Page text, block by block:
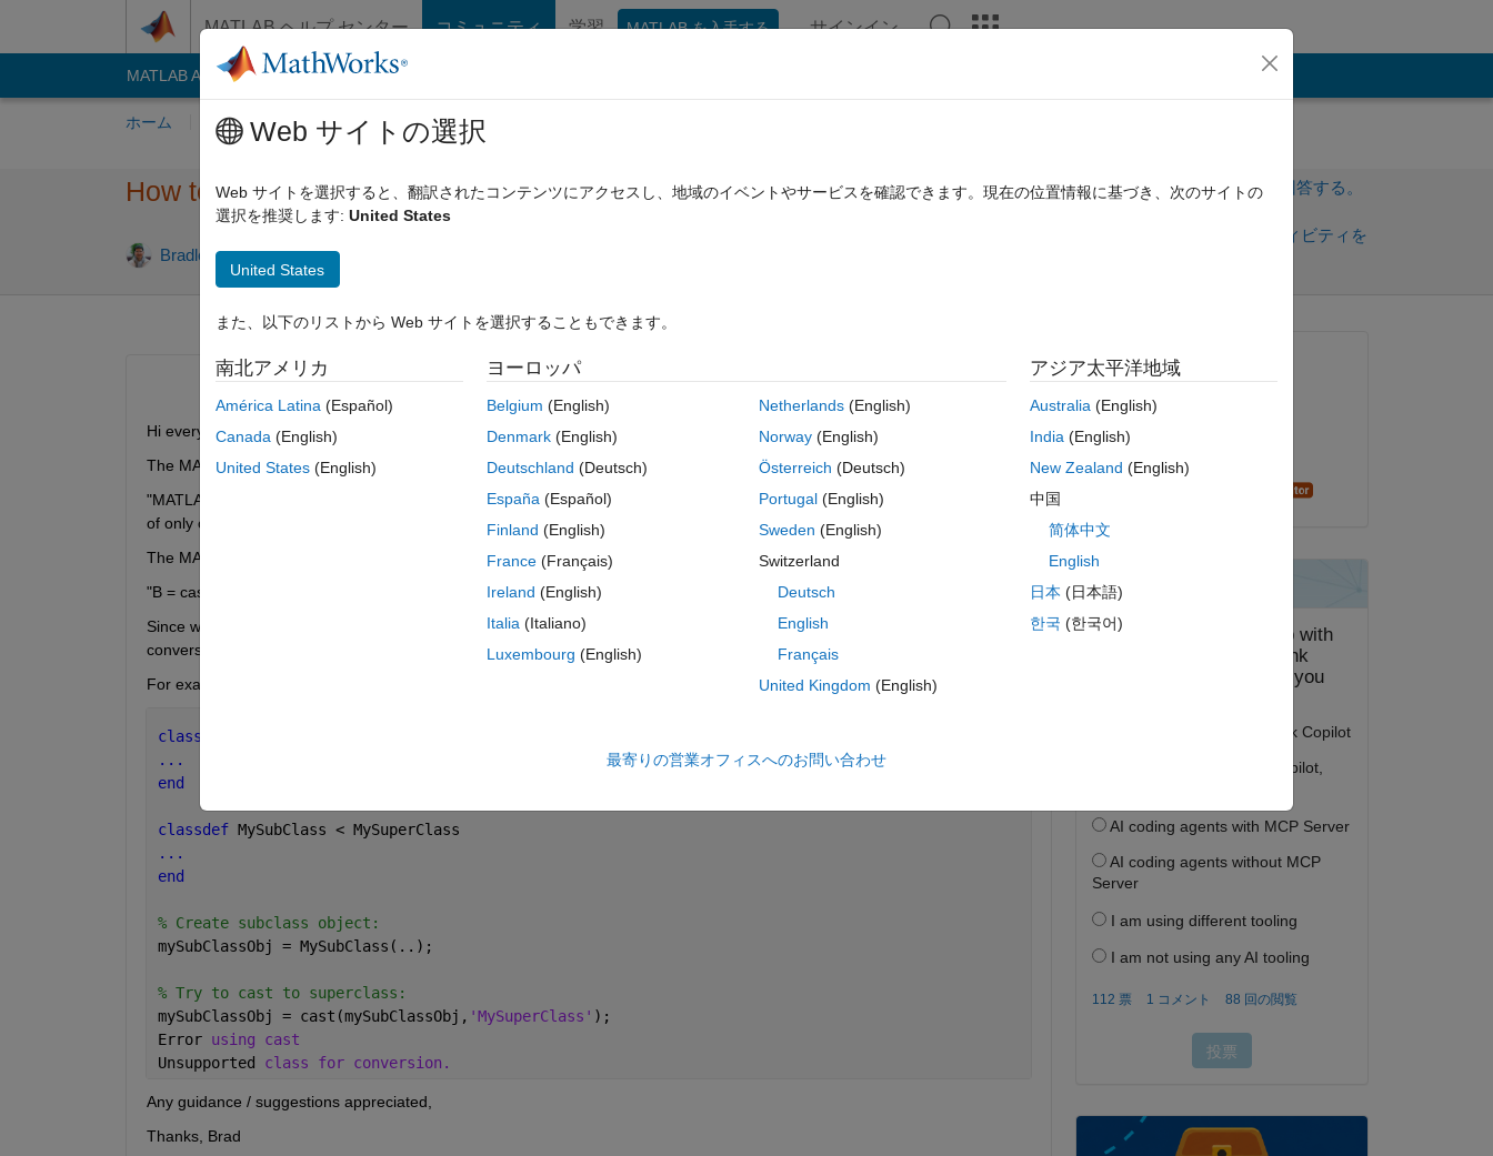
MATLAB ヘルプ センター コミュニティ 学習 MATLAB を入手する サインイン
MATLAB Answers File Exchange
ホーム 質問する 回答 閲覧 MATLAB に関する FAQ
How to cast a subclass object to its superclass type..?
Bradley Stiritz 2011 9 月 10
サインインしてこの質問に回答する。
サインインしてアクティビティを
1 投票
Hi everyone,
The MATLAB documentation states:
"MATLAB does not allow you to create arrays containing a mix of superclass and subclass objects because an array can be
of only one class."
The MATLAB documentation for function
() states:
"B = cast(A, newclass) converts A to class newclass, where newclass is the name of a
built-in data type compatible with A."
Since we can't use the cast() function to convert a subclass to its superclass, how else can we perform the necessary
conversion, in this or any general context..?
For example:
classdef
...
end
classdef MySubClass < MySuperClass
...
end
% Create subclass object:
mySubClassObj = MySubClass(..);
% Try to cast to superclass:
mySubClassObj = cast(mySubClassObj, 'MySuperClass' );
Error using cast
Unsupported class for conversion.
Any guidance / suggestions appreciated,
Thanks, Brad
質問済み:
2011 年 9 月 10 日
採用済み:
Web サイトの選択
Web サイトを選択すると、翻訳されたコンテンツにアクセスし、地域のイベントやサービスを確認できます。現在の位置情報に基づき、次のサイトの
選択を推奨します: United States
United States
また、以下のリストから Web サイトを選択することもできます。
南北アメリカ
América Latina (Español)
Canada (English)
United States (English)
ヨーロッパ
Belgium (English)
Denmark (English)
Deutschland (Deutsch)
España (Español)
Finland (English)
France (Français)
Ireland (English)
Italia (Italiano)
Luxembourg (English)
Netherlands(English)
Norway(English)
Österreich (Deutsch)
Portugal(English)
Sweden (English)
Switzerland
Deutsch
English
Français
United Kingdom (English)
アジア太平洋地域
Australia(English)
India(English)
New Zealand (English)
中国
简体中文
English
日本 (日本語)
한국 (한국어)
最寄りの営業オフィスへのお問い合わせ